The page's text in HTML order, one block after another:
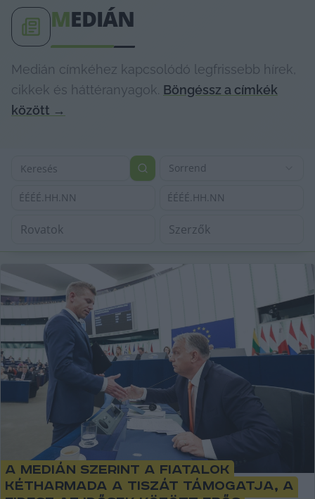
MEDIÁN
Medián címkéhez kapcsolódó legfrissebb hírek,
cikkek és háttéranyagok. Böngéssz a címkék
között →
Sorrend
ÉÉÉÉ.HH.NN ÉÉÉÉ.HH.NN
A Medián szerint a fiatalok
kétharmada a Tiszát támogatja, a